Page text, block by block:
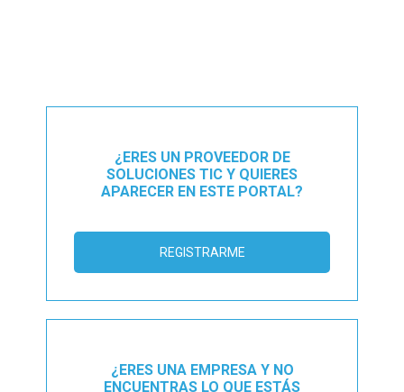
¿ERES UN PROVEEDOR DE
SOLUCIONES TIC Y QUIERES
APARECER EN ESTE PORTAL?
REGISTRARME
¿ERES UNA EMPRESA Y NO
ENCUENTRAS LO QUE ESTÁS